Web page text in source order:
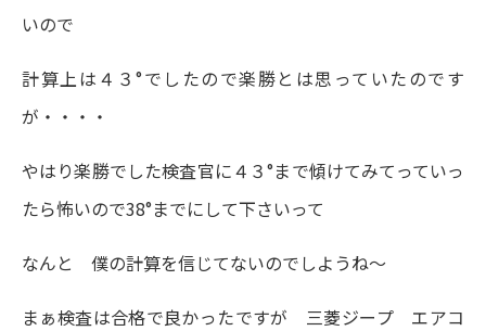
いので
計算上は４３°でしたので楽勝とは思っていたのです
が・・・・
やはり楽勝でした検査官に４３°まで傾けてみてっていっ
たら怖いので38°までにして下さいって
なんと 僕の計算を信じてないのでしようね～
まぁ検査は合格で良かったですが 三菱ジープ エアコ